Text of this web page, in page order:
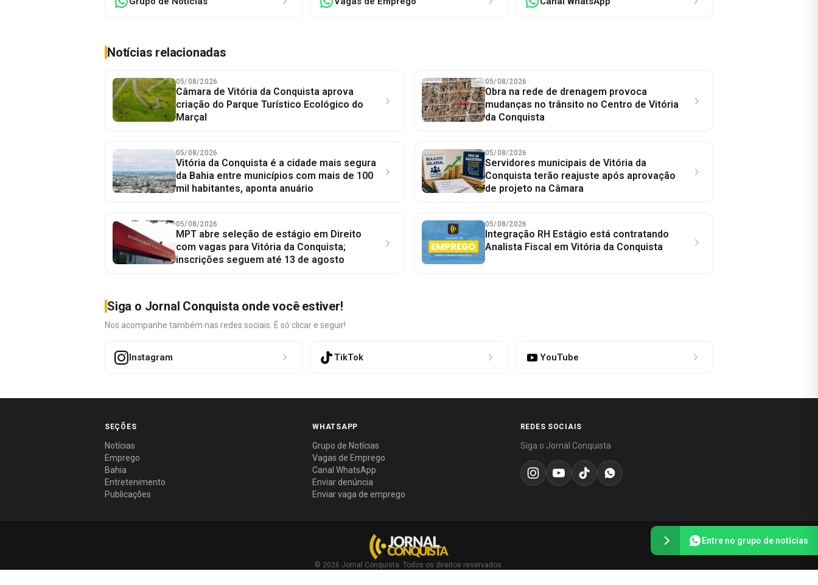
Notícias relacionadas
05/08/2026
Câmara de Vitória da Conquista aprova
criação do Parque Turístico Ecológico do
Marçal
05/08/2026
Obra na rede de drenagem provoca
mudanças no trânsito no Centro de Vitória
da Conquista
05/08/2026
Vitória da Conquista é a cidade mais segura
da Bahia entre municípios com mais de 100
mil habitantes, aponta anuário
05/08/2026
Servidores municipais de Vitória da
Conquista terão reajuste após aprovação
de projeto na Câmara
05/08/2026
MPT abre seleção de estágio em Direito
com vagas para Vitória da Conquista;
inscrições seguem até 13 de agosto
05/08/2026
Integração RH Estágio está contratando
Analista Fiscal em Vitória da Conquista
Siga o Jornal Conquista onde você estiver!
Nos acompanhe também nas redes sociais. É só clicar e seguir!
Instagram TikTok YouTube
SEÇÕES
Notícias
Emprego
Bahia
Entretenimento
Publicações
WHATSAPP
Grupo de Notícias
Vagas de Emprego
Canal WhatsApp
Enviar denúncia
Enviar vaga de emprego
REDES SOCIAIS
Siga o Jornal Conquista
© 2026 Jornal Conquista. Todos os direitos reservados.
Entre no grupo de notícias